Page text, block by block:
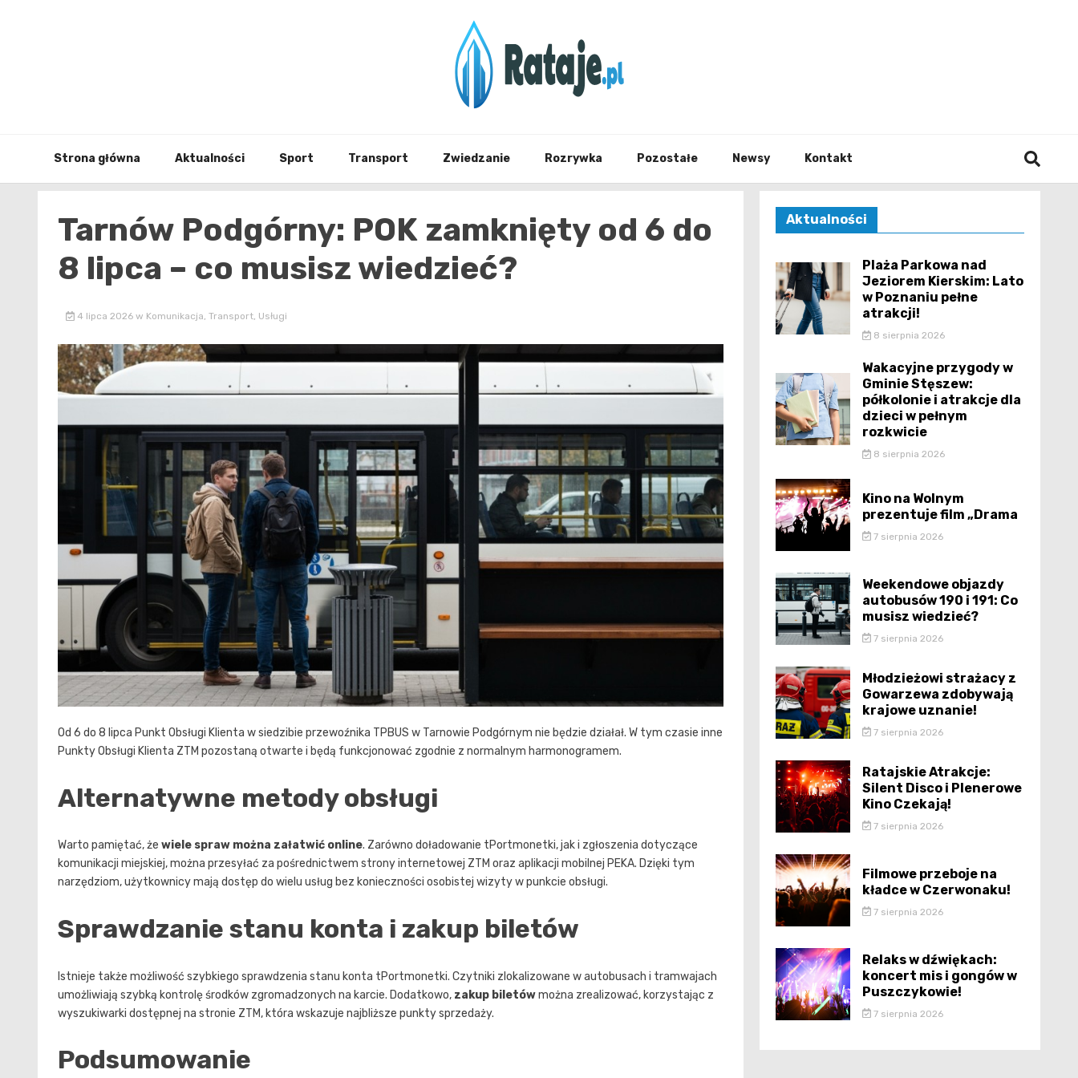
Rataje.pl
Strona główna Aktualności Sport Transport Zwiedzanie Rozrywka Pozostałe Newsy Kontakt
Tarnów Podgórny: POK zamknięty od 6 do
8 lipca – co musisz wiedzieć?
4 lipca 2026 w Komunikacja, Transport, Usługi
Od 6 do 8 lipca Punkt Obsługi Klienta w siedzibie przewoźnika TPBUS w Tarnowie Podgórnym nie będzie działał. W tym czasie inne
Punkty Obsługi Klienta ZTM pozostaną otwarte i będą funkcjonować zgodnie z normalnym harmonogramem.
Alternatywne metody obsługi
Warto pamiętać, że wiele spraw można załatwić online. Zarówno doładowanie tPortmonetki, jak i zgłoszenia dotyczące
komunikacji miejskiej, można przesyłać za pośrednictwem strony internetowej ZTM oraz aplikacji mobilnej PEKA. Dzięki tym
narzędziom, użytkownicy mają dostęp do wielu usług bez konieczności osobistej wizyty w punkcie obsługi.
Sprawdzanie stanu konta i zakup biletów
Istnieje także możliwość szybkiego sprawdzenia stanu konta tPortmonetki. Czytniki zlokalizowane w autobusach i tramwajach
umożliwiają szybką kontrolę środków zgromadzonych na karcie. Dodatkowo, zakup biletówmożna zrealizować, korzystając z
wyszukiwarki dostępnej na stronie ZTM, która wskazuje najbliższe punkty sprzedaży.
Podsumowanie
Aktualności
Plaża Parkowa nad
Jeziorem Kierskim: Lato
w Poznaniu pełne
atrakcji!
8 sierpnia 2026
Wakacyjne przygody w
Gminie Stęszew:
półkolonie i atrakcje dla
dzieci w pełnym
rozkwicie
8 sierpnia 2026
Kino na Wolnym
prezentuje film „Drama
7 sierpnia 2026
Weekendowe objazdy
autobusów 190 i 191: Co
musisz wiedzieć?
7 sierpnia 2026
Młodzieżowi strażacy z
Gowarzewa zdobywają
krajowe uznanie!
7 sierpnia 2026
Ratajskie Atrakcje:
Silent Disco i Plenerowe
Kino Czekają!
7 sierpnia 2026
Filmowe przeboje na
kładce w Czerwonaku!
7 sierpnia 2026
Relaks w dźwiękach:
koncert mis i gongów w
Puszczykowie!
7 sierpnia 2026